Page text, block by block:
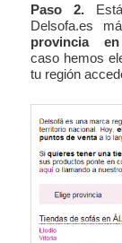
Paso 2.
Delsofa.es
provincia
caso hemos
tu región